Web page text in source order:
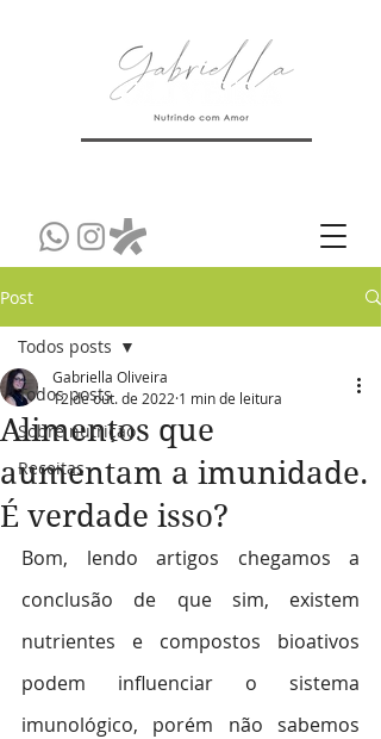
Post
Todos posts
Sobre nutrição
Receitas
Todos posts
Alimentos que
aumentam a imunidade.
É verdade isso?
Gabriella Oliveira
12 de out. de 2022 1 min de leitura
Bom, lendo artigos chegamos a
conclusão de que sim, existem
nutrientes e compostos bioativos
podem influenciar o sistema
imunológico, porém não sabemos